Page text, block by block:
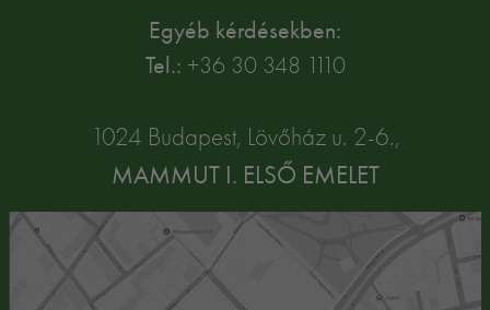
Egyéb kérdésekben:
Tel.: +36 30 348 1110
1024 Budapest, Lövőház u. 2-6.,
MAMMUT I. ELSŐ EMELET